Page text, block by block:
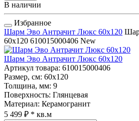
В наличии
Избранное
Шарм Эво Антрачит Люкс 60x120
60x120 610015000406 New
Шарм Эво Антрачит Люкс 60x120
Артикул товара: 610015000406
Размер, см: 60x120
Толщина, мм: 9
Поверхность: Глянцевая
Материал: Керамогранит
5 499 ₽ * кв.м